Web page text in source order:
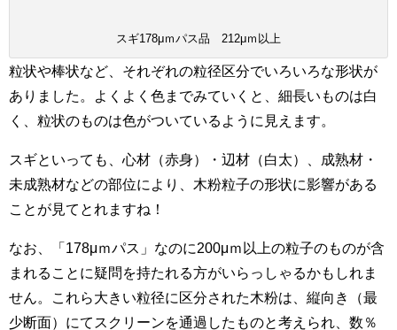
スギ178μｍパス品 212μｍ以上
粒状や棒状など、それぞれの粒径区分でいろいろな形状が
ありました。よくよく色までみていくと、細長いものは白
く、粒状のものは色がついているように見えます。
スギといっても、心材（赤身）・辺材（白太）、成熟材・
未成熟材などの部位により、木粉粒子の形状に影響がある
ことが見てとれますね！
なお、「178μｍパス」なのに200μｍ以上の粒子のものが含
まれることに疑問を持たれる方がいらっしゃるかもしれま
せん。これら大きい粒径に区分された木粉は、縦向き（最
少断面）にてスクリーンを通過したものと考えられ、数％